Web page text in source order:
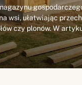
wsi, ułatwiając
czy plonów. W